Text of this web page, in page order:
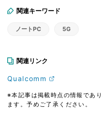
関連キーワード
ノートPC 5G
関連リンク
Qualcomm
※本記事は掲載時点の情報であ
ます。予めご了承ください。